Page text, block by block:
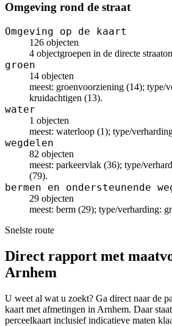
Omgeving rond de straat
Omgeving op de kaart
126 objecten
4 objectgroepen in de directe
groen
14 objecten
meest: groenvoorziening (14); type/
kruidachtigen (13).
water
1 objecten
meest: waterloop (1); type/
wegdelen
82 objecten
meest: parkeervlak (36); type/
(79).
bermen en ondersteunende
29 objecten
meest: berm (29); type/verharding:
Snelste route
Direct rapport met
Arnhem
U weet al wat u zoekt? Ga direct naar de
kaart met afmetingen in Arnhem. Daar
perceelkaart inclusief indicatieve maten